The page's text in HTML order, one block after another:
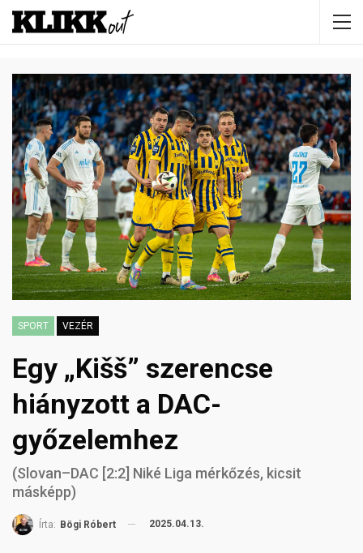
SPORT VEZÉR
Egy „Kišš” szerencse
hiányzott a DAC-
győzelemhez
(Slovan–DAC [2:2] Niké Liga mérkőzés, kicsit
másképp)
Írta: Bögi Róbert 2025.04.13.